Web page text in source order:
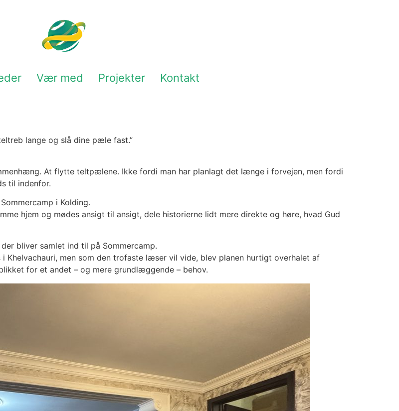
Vær med Projekter Kontakt
lange og slå dine pæle fast.”
At flytte teltpælene. Ikke fordi man har planlagt det længe i forvejen, men fordi
til indenfor.
i Kolding.
hjem og mødes ansigt til ansigt, dele historierne lidt mere direkte og høre, hvad Gud
bliver samlet ind til på Sommercamp.
men som den trofaste læser vil vide, blev planen hurtigt overhalet af
for et andet – og mere grundlæggende – behov.